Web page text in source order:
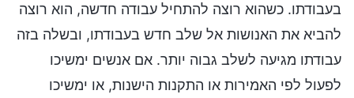
בעבודתו. כשהוא רוצה להתחיל עבודה חדשה, הוא רוצה
להביא את האנושות אל שלב חדש בעבודתו, ובשלה בזה
עבודתו מגיעה לשלב גבוה יותר. אם אנשים ימשיכו
לפעול לפי האמירות או התקנות הישנות, או ימשיכו